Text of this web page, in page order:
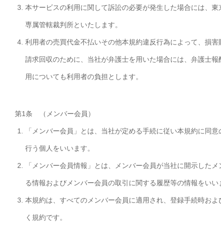
本サービスの利用に関して訴訟の必要が発生した場合には、
専属管轄裁判所といたします。
利用者の売買代金不払いその他本規約違反行為によって、損
請求回収のために、当社が弁護士を用いた場合には、弁護士
用についても利用者の負担とします。
第1条 （メンバー会員）
「メンバー会員」とは、当社が定める手続に従い本規約に同
行う個人をいいます。
「メンバー会員情報」とは、メンバー会員が当社に開示した
る情報およびメンバー会員の取引に関する履歴等の情報をいい
本規約は、すべてのメンバー会員に適用され、登録手続時お
く規約です。